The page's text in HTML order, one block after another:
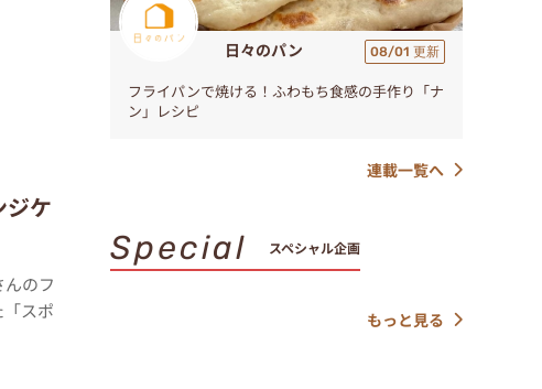
ジケ
のフ
スポ
日々のパン 08/01 更新
フライパンで焼ける！ふわもち食感の手作り「ナ
ン」レシピ
連載一覧へ
Special スペシャル企画
もっと見る